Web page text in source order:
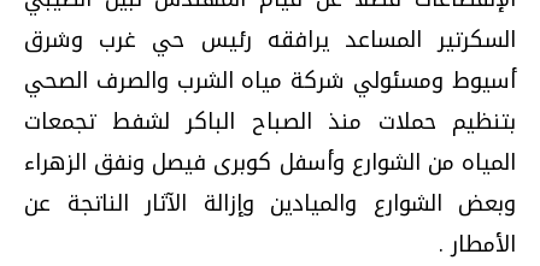
السكرتير المساعد يرافقه رئيس حي غرب وشرق
أسيوط ومسئولي شركة مياه الشرب والصرف الصحي
بتنظيم حملات منذ الصباح الباكر لشفط تجمعات
المياه من الشوارع وأسفل كوبرى فيصل ونفق الزهراء
وبعض الشوارع والميادين وإزالة الآثار الناتجة عن
الأمطار .